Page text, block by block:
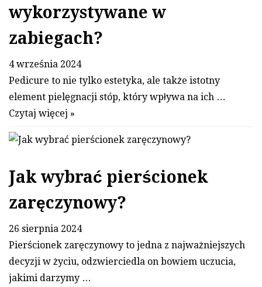
wykorzystywane w
zabiegach?
4 września 2024
Pedicure to nie tylko estetyka, ale także istotny
element pielęgnacji stóp, który wpływa na ich …
Czytaj więcej »
Jak wybrać pierścionek
zaręczynowy?
26 sierpnia 2024
Pierścionek zaręczynowy to jedna z najważniejszych
decyzji w życiu, odzwierciedla on bowiem uczucia,
jakimi darzymy …